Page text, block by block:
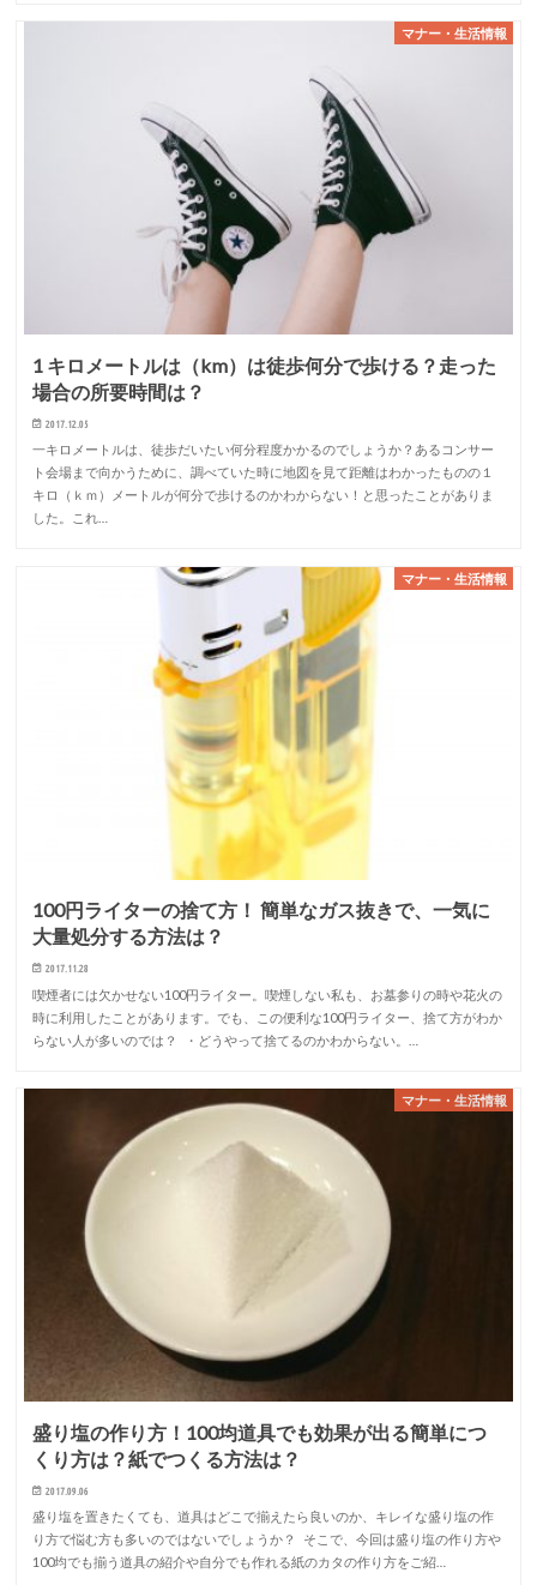
マナー・生活情報
1 キロメートルは（km）は徒歩何分で歩ける？走った
場合の所要時間は？
2017.12.05
一キロメートルは、徒歩だいたい何分程度かかるのでしょうか？あるコンサー
ト会場まで向かうために、調べていた時に地図を見て距離はわかったものの１
キロ（ｋｍ）メートルが何分で歩けるのかわからない！と思ったことがありま
した。これ…
マナー・生活情報
100円ライターの捨て方！ 簡単なガス抜きで、一気に
大量処分する方法は？
2017.11.28
喫煙者には欠かせない100円ライター。喫煙しない私も、お墓参りの時や花火の
時に利用したことがあります。でも、この便利な100円ライター、捨て方がわか
らない人が多いのでは？ ・どうやって捨てるのかわからない。…
マナー・生活情報
盛り塩の作り方！100均道具でも効果が出る簡単につ
くり方は？紙でつくる方法は？
2017.09.06
盛り塩を置きたくても、道具はどこで揃えたら良いのか、キレイな盛り塩の作
り方で悩む方も多いのではないでしょうか？ そこで、今回は盛り塩の作り方や
100均でも揃う道具の紹介や自分でも作れる紙のカタの作り方をご紹…